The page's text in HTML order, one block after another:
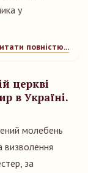
у
повністю...
церкві
в Україні.
молебень
визволення
за